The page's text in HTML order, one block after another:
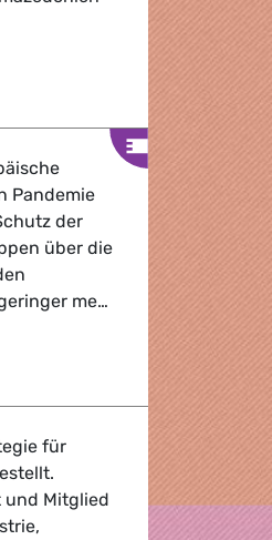
einen möglichen Beitritt von
Pandemie
der
über die
me…
um das Schlimmste der
für
und Mitglied